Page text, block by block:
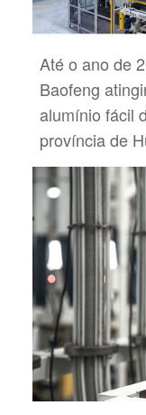
Até o ano de
Baofeng
alumínio fácil
província de